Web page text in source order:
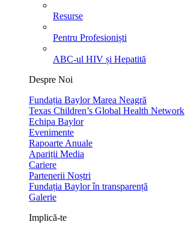
Resurse
Pentru Profesioniști
ABC-ul HIV și Hepatită
Despre Noi
Fundația Baylor Marea Neagră
Texas Children’s Global Health Network
Echipa Baylor
Evenimente
Rapoarte Anuale
Apariții Media
Cariere
Partenerii Noștri
Fundația Baylor în transparență
Galerie
Implică-te